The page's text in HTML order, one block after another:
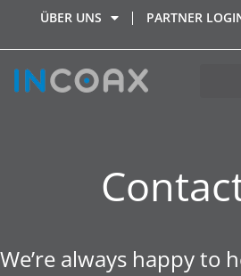
ÜBER UNS PARTNER
We’re always happy to